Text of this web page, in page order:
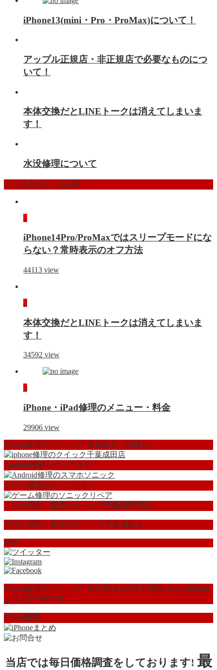
iPhone13(mini・Pro・ProMax)について！
アップル正規店・非正規店で必要なものにつ
いて！
本体交換だとLINEトークは消えてしまいま
す！
水没修理について
よく読まれている記事
1
iPhone14Pro/ProMaxではスリープモードにな
らない？常時表示のオフ方法
44113 view
2
本体交換だとLINEトークは消えてしまいま
す！
34592 view
3
iPhone・iPad修理のメニュー・料金
29906 view
iPhone修理のクイック千葉成田店（姉妹店)
Android修理もやってます！
ゲーム修理もやってます！
スマホ買取・販売のクイック千葉津田沼店
スマホ買取・販売のクイック千葉成田店
SNS
iPhone修理のクイック千葉津田沼店のお得情報はGoogleMap
より入手可能です！
iPhone情報
当店では毎日価格調査をしております! 最